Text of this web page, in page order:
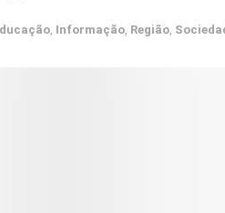
, Informação, Região,